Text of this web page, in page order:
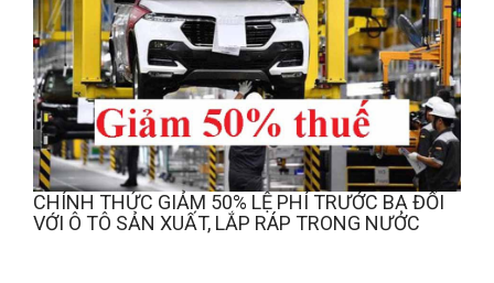
CHÍNH THỨC GIẢM 50% LỆ PHÍ TRƯỚC BẠ ĐỐI
VỚI Ô TÔ SẢN XUẤT, LẮP RÁP TRONG NƯỚC